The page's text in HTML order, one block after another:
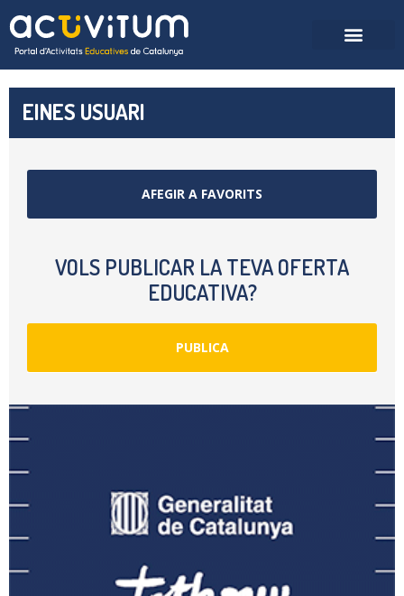
EINES USUARI
AFEGIR A FAVORITS
VOLS PUBLICAR LA TEVA OFERTA
EDUCATIVA?
PUBLICA